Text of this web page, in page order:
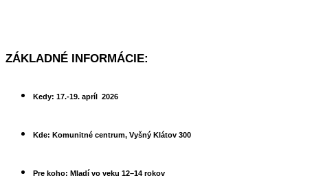
ZÁKLADNÉ INFORMÁCIE:
Kedy: 17.-19. apríl 2026
Kde: Komunitné centrum, Vyšný Klátov 300
Pre koho: Mladí vo veku 12–14 rokov